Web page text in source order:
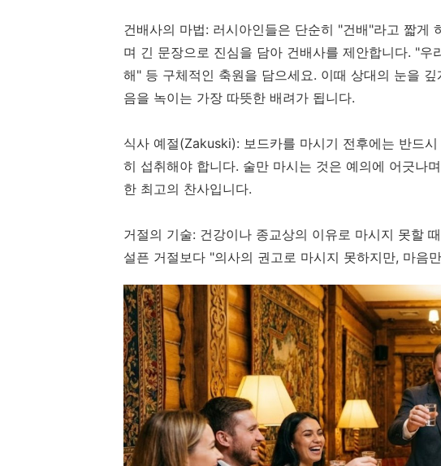
건배사의 마법: 러시아인들은 단순히 "건배"라고 짧게
며 긴 문장으로 진심을 담아 건배사를 제안합니다. "우
해" 등 구체적인 축원을 담으세요. 이때 상대의 눈을
음을 녹이는 가장 따뜻한 배려가 됩니다.
식사 예절(Zakuski): 보드카를 마시기 전후에는 반드
히 섭취해야 합니다. 술만 마시는 것은 예의에 어긋나
한 최고의 찬사입니다.
거절의 기술: 건강이나 종교상의 이유로 마시지 못할
설픈 거절보다 "의사의 권고로 마시지 못하지만, 마음